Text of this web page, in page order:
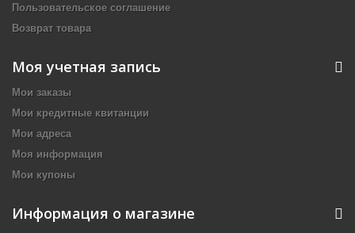
Пользовательское соглашение
Возврат товара
Моя учетная запись
Мои заказы
Мои кредитные квитанции
Мои адреса
Моя информация
Мои купоны
Информация о магазине